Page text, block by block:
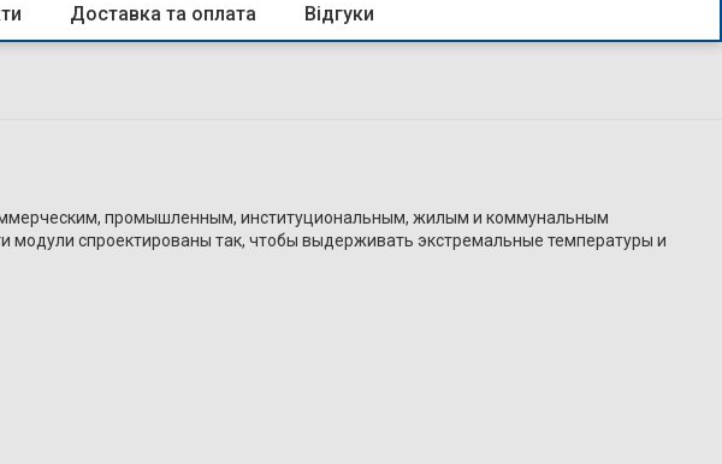
Доставка та оплата Відгуки
промышленным, институциональным, жилым и коммунальным
модули спроектированы так, чтобы выдерживать экстремальные температуры и